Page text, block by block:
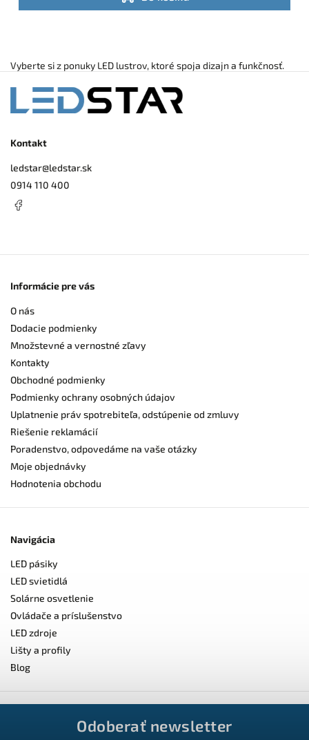
Vyberte si z ponuky LED lustrov, ktoré spoja dizajn a funkčnosť.
Kontakt
ledstar@ledstar.sk
0914 110 400
Informácie pre vás
O nás
Dodacie podmienky
Množstevné a vernostné zľavy
Kontakty
Obchodné podmienky
Podmienky ochrany osobných údajov
Uplatnenie práv spotrebiteľa, odstúpenie od zmluvy
Riešenie reklamácií
Poradenstvo, odpovedáme na vaše otázky
Moje objednávky
Hodnotenia obchodu
Navigácia
LED pásiky
LED svietidlá
Solárne osvetlenie
Ovládače a príslušenstvo
LED zdroje
Lišty a profily
Blog
Odoberať newsletter